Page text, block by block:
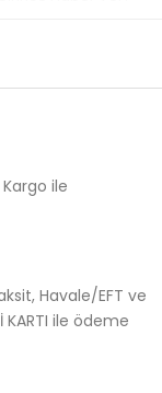
ile
Havale/EFT ve
KARTI ile ödeme